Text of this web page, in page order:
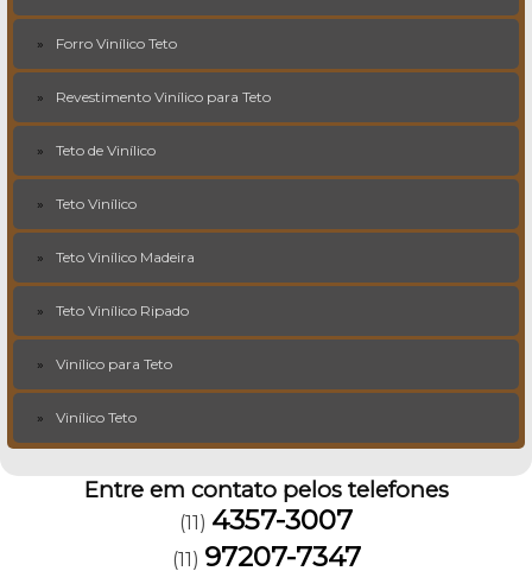
Forro Vinílico Teto
Revestimento Vinílico para Teto
Teto de Vinílico
Teto Vinílico
Teto Vinílico Madeira
Teto Vinílico Ripado
Vinílico para Teto
Vinílico Teto
Entre em contato pelos telefones
(11) 4357-3007
(11) 97207-7347